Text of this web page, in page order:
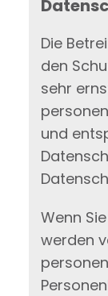
Die
den
sehr
und
Wenn
werden